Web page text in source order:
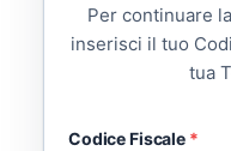
Per continuare
inserisci il tuo
tua
Codice Fiscale *